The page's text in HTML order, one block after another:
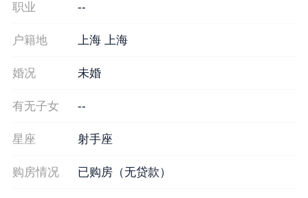
职业 --
户籍地 上海 上海
婚况 未婚
有无子女 --
星座 射手座
购房情况 已购房（无贷款）